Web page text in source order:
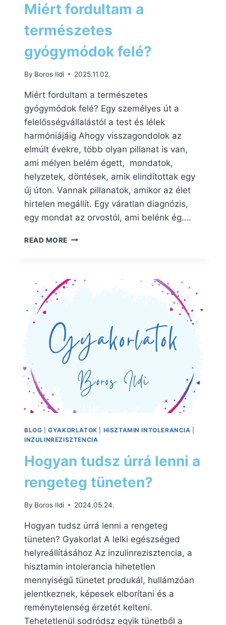
Miért fordultam a
természetes
gyógymódok felé?
By Boros Ildi 2025.11.02.
Miért fordultam a természetes
gyógymódok felé? Egy személyes út a
felelősségvállalástól a test és lélek
harmóniájáig Ahogy visszagondolok az
elmúlt évekre, több olyan pillanat is van,
ami mélyen belém égett, mondatok,
helyzetek, döntések, amik elindítottak egy
új úton. Vannak pillanatok, amikor az élet
hirtelen megállít. Egy váratlan diagnózis,
egy mondat az orvostól, ami belénk ég….
READ MORE MIÉRT
GYÓGYMÓDOK
BLOG |GYAKORLATOK HISZTAMIN INTOLERANCIA
INZULINREZISZTENCIA
Hogyan tudsz úrrá lenni a
rengeteg tüneten?
By Boros Ildi 2024.05.24.
Hogyan tudsz úrrá lenni a rengeteg
tüneten? Gyakorlat A lelki egészséged
helyreállításához Az inzulinrezisztencia, a
hisztamin intolerancia hihetetlen
mennyiségű tünetet produkál, hullámzóan
jelentkeznek, képesek elborítani és a
reménytelenség érzetét kelteni.
Tehetetlenül sodródsz egyik tünetből a